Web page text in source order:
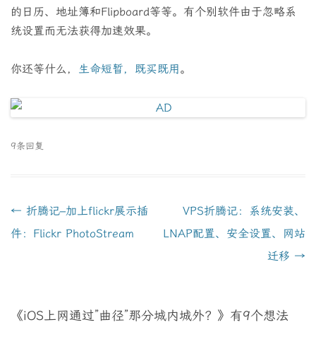
的日历、地址簿和Flipboard等等。有个别软件由于忽略系
统设置而无法获得加速效果。
你还等什么， 生命短暂，既买既用。
9条回复
文
章
← 折腾记–加上flickr展示插
件：Flickr PhotoStream
VPS折腾记：系统安装、
LNAP配置、安全设置、网站
迁移 →
《iOS上网通过”曲径”那分城内城外？ 》有9个想法